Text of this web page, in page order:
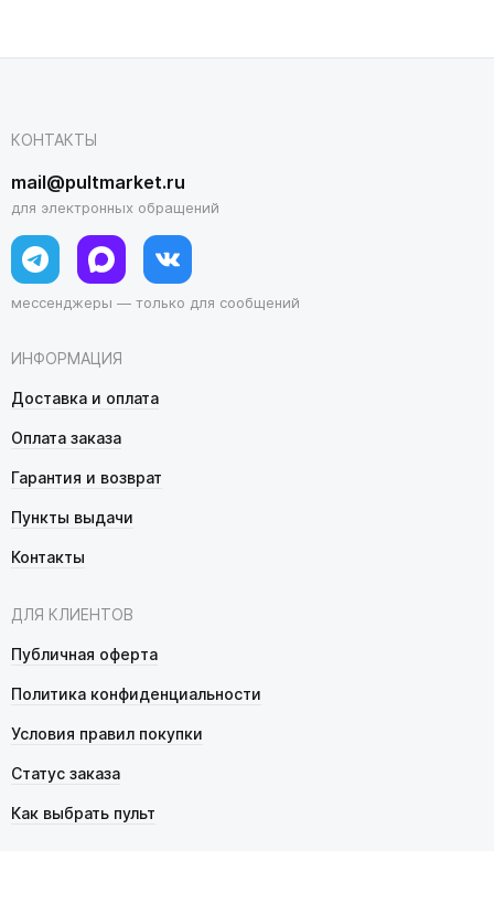
ИНФОРМАЦИЯ
Доставка и оплата
Оплата заказа
Гарантия и возврат
Пункты выдачи
Контакты
ДЛЯ КЛИЕНТОВ
Публичная оферта
Политика конфиденциальности
Условия правил покупки
Статус заказа
Как выбрать пульт
КОНТАКТЫ
mail@pultmarket.ru
для электронных обращений
мессенджеры — только для сообщений